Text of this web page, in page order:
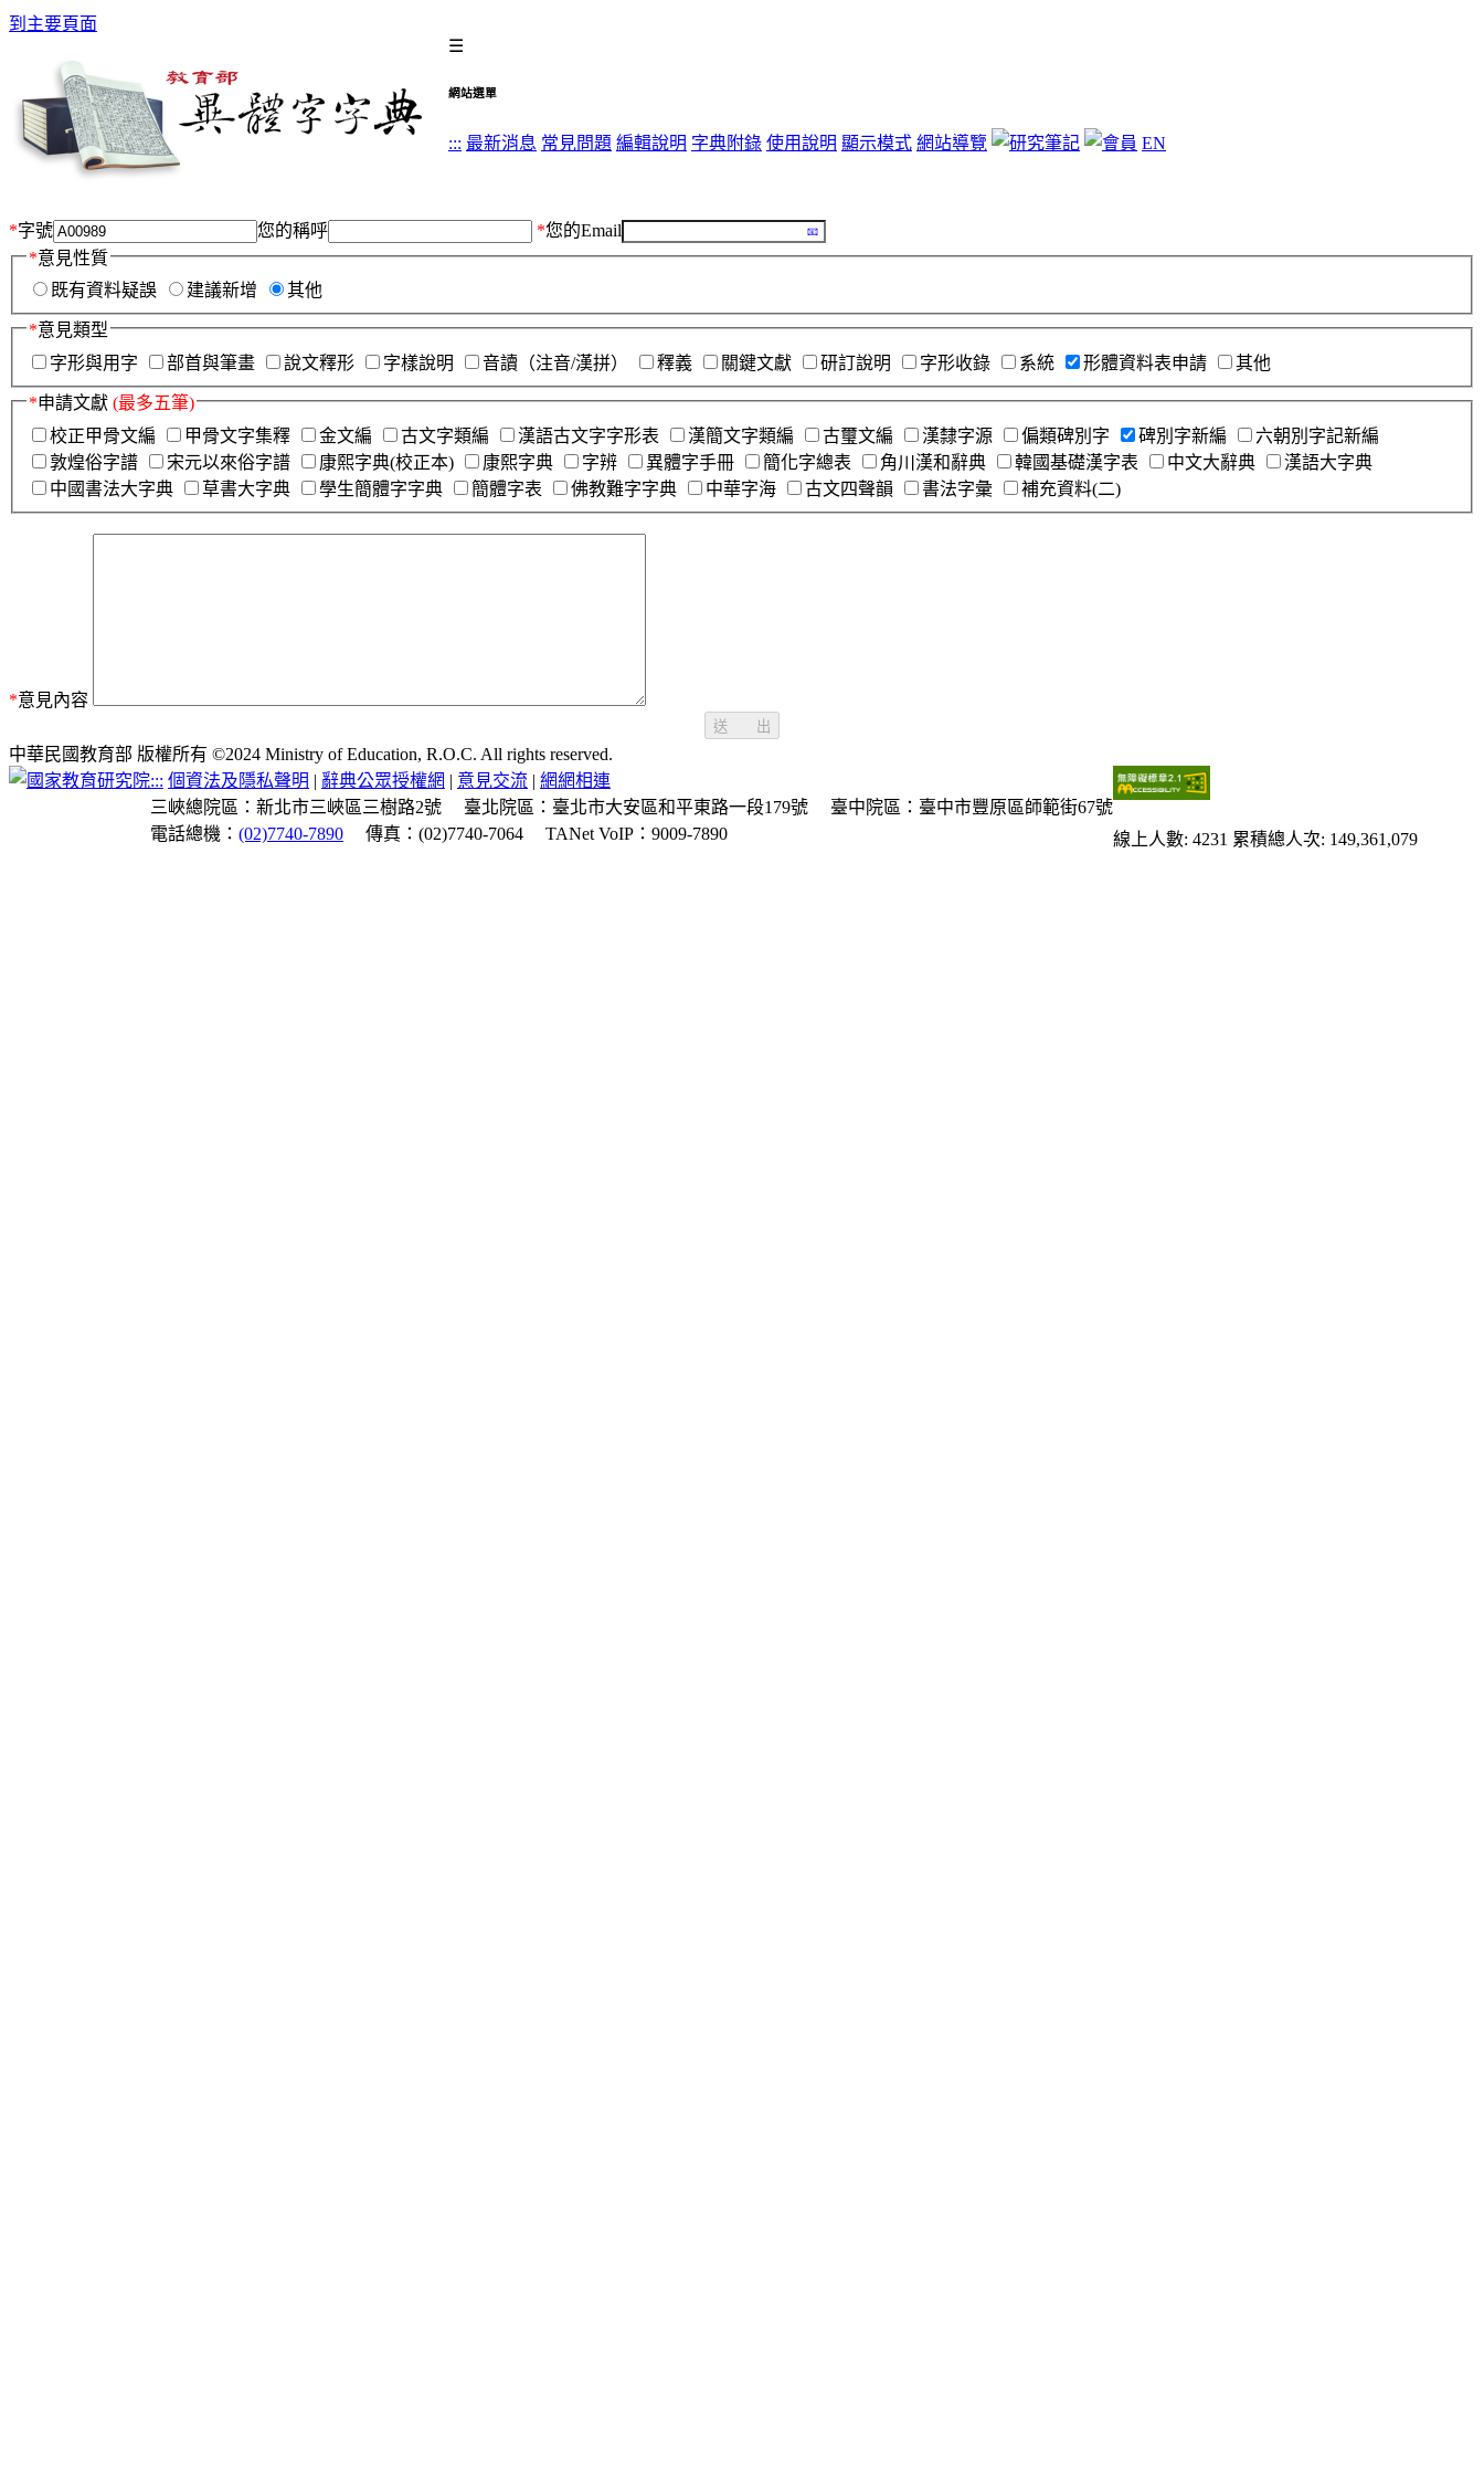
到主要頁面
☰
網站選單
::: 最新消息 常見問題 編輯說明 字典附錄 使用說明 顯示模式 網站導覽 EN
*字號 您的稱呼 *您的Email
*意見性質
既有資料疑誤
建議新增 其他
*意見類型
字形與用字
部首與筆畫 說文釋形 字樣說明 音讀（注音/漢拼） 釋義 關鍵文獻 研訂說明 字形收錄 系統 形體資料表申請 其他
*申請文獻 (最多五筆)
校正甲骨文編
甲骨文字集釋 金文編 古文字類編 漢語古文字字形表 漢簡文字類編 古璽文編 漢隸字源 偏類碑別字 碑別字新編
六朝別字記新編
敦煌俗字譜
宋元以來俗字譜 康熙字典(校正本) 康熙字典 字辨 異體字手冊 簡化字總表 角川漢和辭典 韓國基礎漢字表 中文大辭典
漢語大字典
中國書法大字典
草書大字典 學生簡體字字典 簡體字表 佛教難字字典 中華字海 古文四聲韻 書法字彙 補充資料(二)
*意見內容
送 出
中華民國教育部 版權所有 ©2024 Ministry of Education, R.O.C. All rights reserved.
::: 個資法及隱私聲明 | 辭典公眾授權網 | 意見交流 | 網網相連
三峽總院區：新北市三峽區三樹路2號
臺北院區：臺北市大安區和平東路一段179號
臺中院區：臺中市豐原區師範街67號
電話總機： (02)7740-7890 傳真：(02)7740-7064 TANet VoIP：9009-7890 線上人數: 4231 累積總人次: 149,361,079